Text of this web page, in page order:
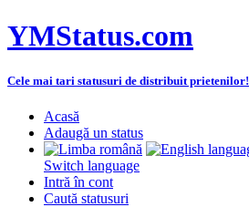
YMStatus.com
Cele mai tari statusuri de distribuit prietenilor!
Acasă
Adaugă un status
Switch language
Intră în cont
Caută statusuri